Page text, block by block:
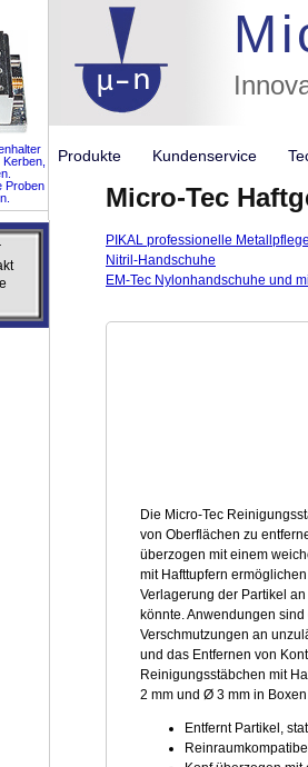
Proben
Produkte Kundenservice
Micro-Tec
PIKAL professionelle
Nitril-Handschuhe
EM-Tec Nylonhandschuhe und
Die Micro-Tec
von Oberflächen zu
überzogen mit einem
mit Hafttupfern
Verlagerung der Partikel
könnte. Anwendungen
Verschmutzungen an
und das Entfernen von
Reinigungsstäbchen mit
2 mm und Ø 3 mm in
Entfernt Partikel,